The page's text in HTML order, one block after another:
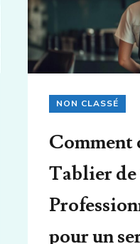
NON CLASSÉ
Comment
Tablier
pour un